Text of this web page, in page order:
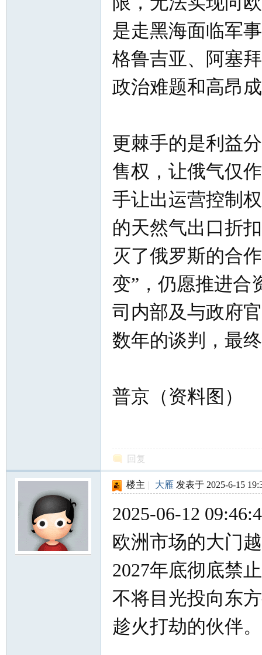
是走黑海面临军
格鲁吉亚、阿塞
政治难题和高昂
更棘手的是利益
售权，让俄气仅
手让出运营控制
的天然气出口折
灭了俄罗斯的合
变”，仍愿推进合
司内部及与政府
数年的谈判，最
普京（资料图）
回复
楼主 | 大雁 发表于 2025-6-15
2025-06-12
欧洲市场的大门
2027年底彻底禁
不将目光投向东
趁火打劫的伙伴。